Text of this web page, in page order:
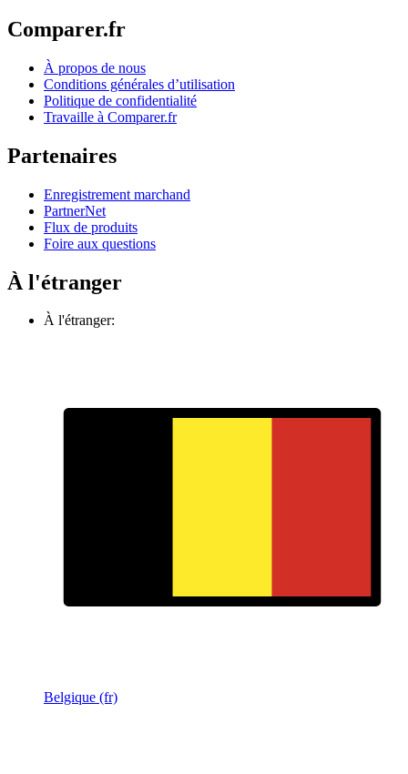
Comparer.fr
À propos de nous
Conditions générales d’utilisation
Politique de confidentialité
Travaille à Comparer.fr
Partenaires
Enregistrement marchand
PartnerNet
Flux de produits
Foire aux questions
À l'étranger
À l'étranger:
Belgique (fr)